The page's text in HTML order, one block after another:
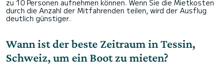
zu 10 Personen aufnehmen können. Wenn Sie die Mietkosten
durch die Anzahl der Mitfahrenden teilen, wird der Ausflug
deutlich günstiger.
Wann ist der beste Zeitraum in Tessin,
Schweiz, um ein Boot zu mieten?